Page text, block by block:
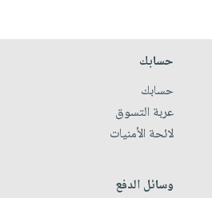
حسابك
حسابك
عربة التسوق
لائحة الأمنيات
وسائل الدفع